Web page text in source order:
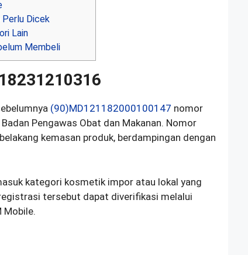
Perlu Dicek
Lain
Membeli
(90)MD121182000100147 nomor
Pengawas Obat dan Makanan. Nomor
kemasan produk, berdampingan dengan
kategori kosmetik impor atau lokal yang
tersebut dapat diverifikasi melalui
Mobile.